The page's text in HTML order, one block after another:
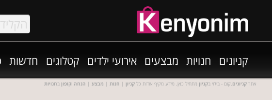
קניונים חנויות מבצעים אירועי ילדים קטלוגים חדשות
אתר קניונים.קום - בילוי בקניון מתחיל כאן. מידע מקיף אודות כל קניון | חנות | מבצע | הנחה וקופון בחנויות